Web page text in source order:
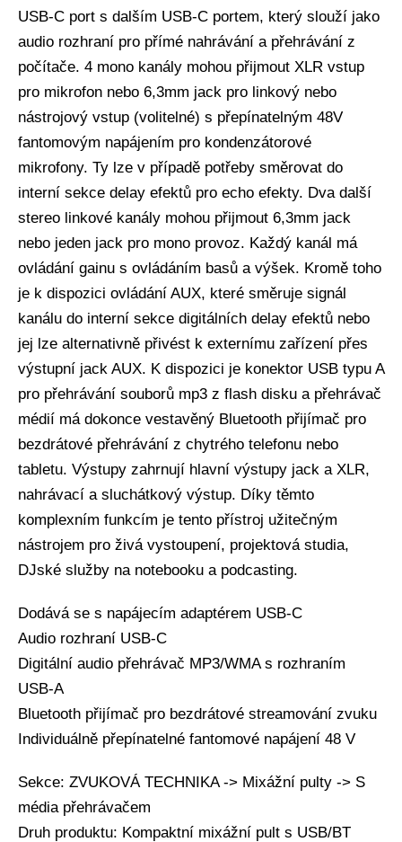
USB-C port s dalším USB-C portem, který slouží jako
audio rozhraní pro přímé nahrávání a přehrávání z
počítače. 4 mono kanály mohou přijmout XLR vstup
pro mikrofon nebo 6,3mm jack pro linkový nebo
nástrojový vstup (volitelné) s přepínatelným 48V
fantomovým napájením pro kondenzátorové
mikrofony. Ty lze v případě potřeby směrovat do
interní sekce delay efektů pro echo efekty. Dva další
stereo linkové kanály mohou přijmout 6,3mm jack
nebo jeden jack pro mono provoz. Každý kanál má
ovládání gainu s ovládáním basů a výšek. Kromě toho
je k dispozici ovládání AUX, které směruje signál
kanálu do interní sekce digitálních delay efektů nebo
jej lze alternativně přivést k externímu zařízení přes
výstupní jack AUX. K dispozici je konektor USB typu A
pro přehrávání souborů mp3 z flash disku a přehrávač
médií má dokonce vestavěný Bluetooth přijímač pro
bezdrátové přehrávání z chytrého telefonu nebo
tabletu. Výstupy zahrnují hlavní výstupy jack a XLR,
nahrávací a sluchátkový výstup. Díky těmto
komplexním funkcím je tento přístroj užitečným
nástrojem pro živá vystoupení, projektová studia,
DJské služby na notebooku a podcasting.
Dodává se s napájecím adaptérem USB-C
Audio rozhraní USB-C
Digitální audio přehrávač MP3/WMA s rozhraním
USB-A
Bluetooth přijímač pro bezdrátové streamování zvuku
Individuálně přepínatelné fantomové napájení 48 V
Sekce: ZVUKOVÁ TECHNIKA -> Mixážní pulty -> S
média přehrávačem
Druh produktu: Kompaktní mixážní pult s USB/BT